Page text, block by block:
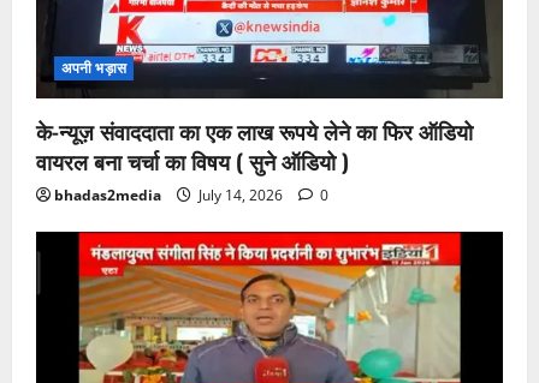
अपनी भड़ास
के-न्यूज़ संवाददाता का एक लाख रूपये लेने का फिर ऑडियो
वायरल बना चर्चा का विषय ( सुने ऑडियो )
bhadas2media July 14, 2026 0